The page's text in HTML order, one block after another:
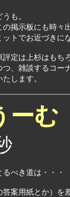
も。
掲示板にも時々
トでお近づきに
評定は上杉はもち
、雑談するコー
ーむ
べき道は・・・
答案用紙とか）を